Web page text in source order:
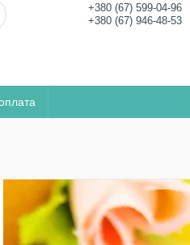
+380 (67) 599-04-96
+380 (67) 946-48-53